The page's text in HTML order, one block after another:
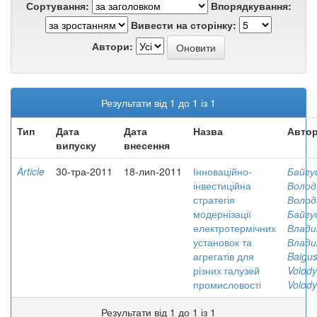
Сортування:
Впорядкування:
Вивести на сторінку:
Автори:
Результати від 1 до 1 із 1
Тип
Дата
випуску
Дата
внесення
Назва
Article 30-тра-2011 18-лип-2011
Інноваційно-
інвестиційна
стратегія
модернізації
електротермічних
установок та
агрегатів для
різних галузей
промисловості
Результати від 1 до 1 із 1